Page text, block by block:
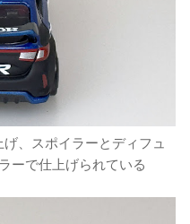
、スポイラーとディフュ
ーで仕上げられている